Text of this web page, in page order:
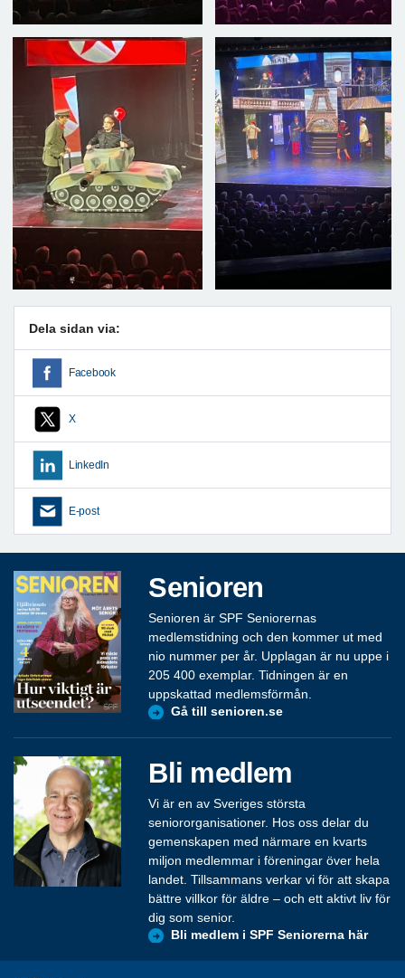
Dela sidan via:
Facebook
X
LinkedIn
E-post
Senioren
Senioren är SPF Seniorernas
medlemstidning och den kommer ut med
nio nummer per år. Upplagan är nu uppe i
205 400 exemplar. Tidningen är en
uppskattad medlemsförmån.
Gå till senioren.se
Bli medlem
Vi är en av Sveriges största
seniororganisationer. Hos oss delar du
gemenskapen med närmare en kvarts
miljon medlemmar i föreningar över hela
landet. Tillsammans verkar vi för att skapa
bättre villkor för äldre – och ett aktivt liv för
dig som senior.
Bli medlem i SPF Seniorerna här